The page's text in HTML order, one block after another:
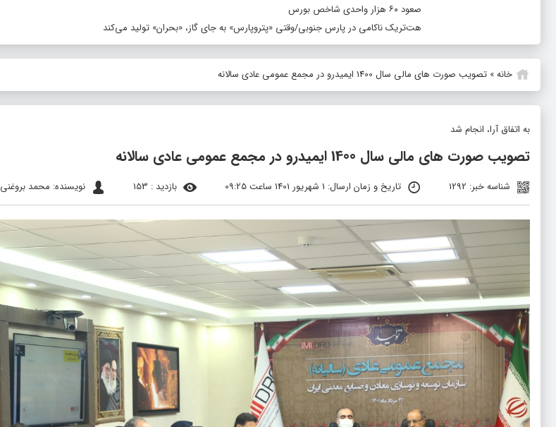
صعود ۶۰ هزار واحدی شاخص بورس
هت‌تریک ناکامی در پارس جنوبی/وقتی «پتروپارس» به جای گاز، «بحران» تولید می‌کند
خانه» تصویب صورت های مالی سال 1400 ایمیدرو در مجمع عمومی عادی سالانه
به اتفاق آرا، انجام شد
تصویب صورت های مالی سال 1400 ایمیدرو در مجمع عمومی عادی سالانه
شناسه خبر: 1292 تاریخ و زمان ارسال: 1 شهریور 1401 ساعت 09:25 بازدید : 153 نویسنده: محمد بروغنی